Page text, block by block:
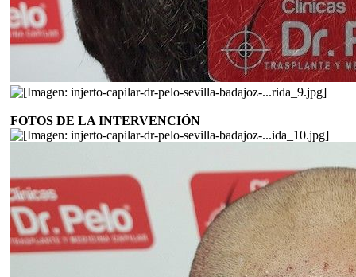
FOTOS DE LA INTERVENCIÓN